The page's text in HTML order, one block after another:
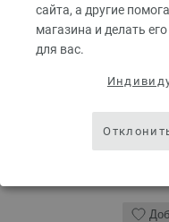
сайта, а другие
магазина и делать
для вас.
8,34 $